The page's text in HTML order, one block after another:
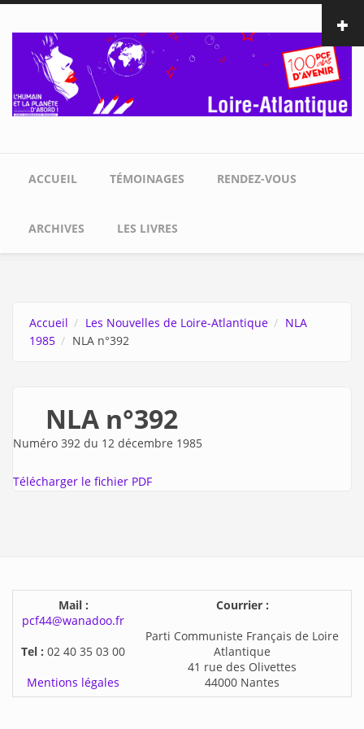
Aller au contenu principal
ACCUEIL TÉMOINAGES RENDEZ-VOUS
ARCHIVES LES LIVRES
Accueil Les Nouvelles de Loire-Atlantique
NLA
1985
NLA n°392
NLA n°392
Numéro 392 du 12 décembre 1985
Télécharger le fichier PDF
Mail :
pcf44@wanadoo.fr
Tel : 02 40 35 03 00
Mentions légales
Courrier :
Parti Communiste Français de Loire
Atlantique
41 rue des Olivettes
44000 Nantes